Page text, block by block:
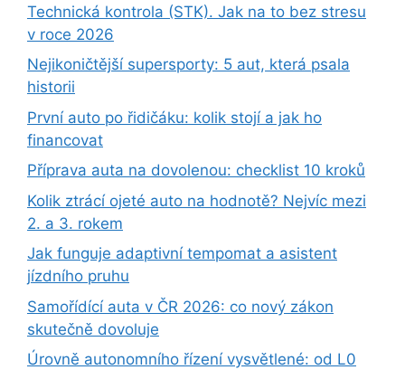
Technická kontrola (STK). Jak na to bez stresu
v roce 2026
Nejikoničtější supersporty: 5 aut, která psala
historii
První auto po řidičáku: kolik stojí a jak ho
financovat
Příprava auta na dovolenou: checklist 10 kroků
Kolik ztrácí ojeté auto na hodnotě? Nejvíc mezi
2. a 3. rokem
Jak funguje adaptivní tempomat a asistent
jízdního pruhu
Samořídící auta v ČR 2026: co nový zákon
skutečně dovoluje
Úrovně autonomního řízení vysvětlené: od L0